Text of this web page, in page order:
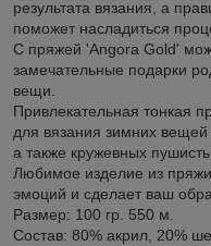
результата вязания, а
поможет насладиться
С пряжей 'Angora Gold'
замечательные подарки
вещи.
Привлекательная тонкая
для вязания зимних
а также кружевных
Любимое изделие из
эмоций и сделает ваш
Размер: 100 гр. 550 м.
Состав: 80% акрил, 20%